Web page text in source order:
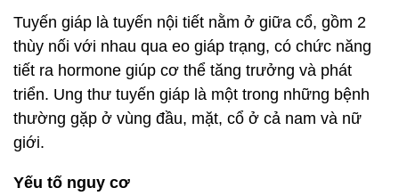
Tuyến giáp là tuyến nội tiết nằm ở giữa cổ, gồm 2
thùy nối với nhau qua eo giáp trạng, có chức năng
tiết ra hormone giúp cơ thể tăng trưởng và phát
triển. Ung thư tuyến giáp là một trong những bệnh
thường gặp ở vùng đầu, mặt, cổ ở cả nam và nữ
giới.
Yếu tố nguy cơ